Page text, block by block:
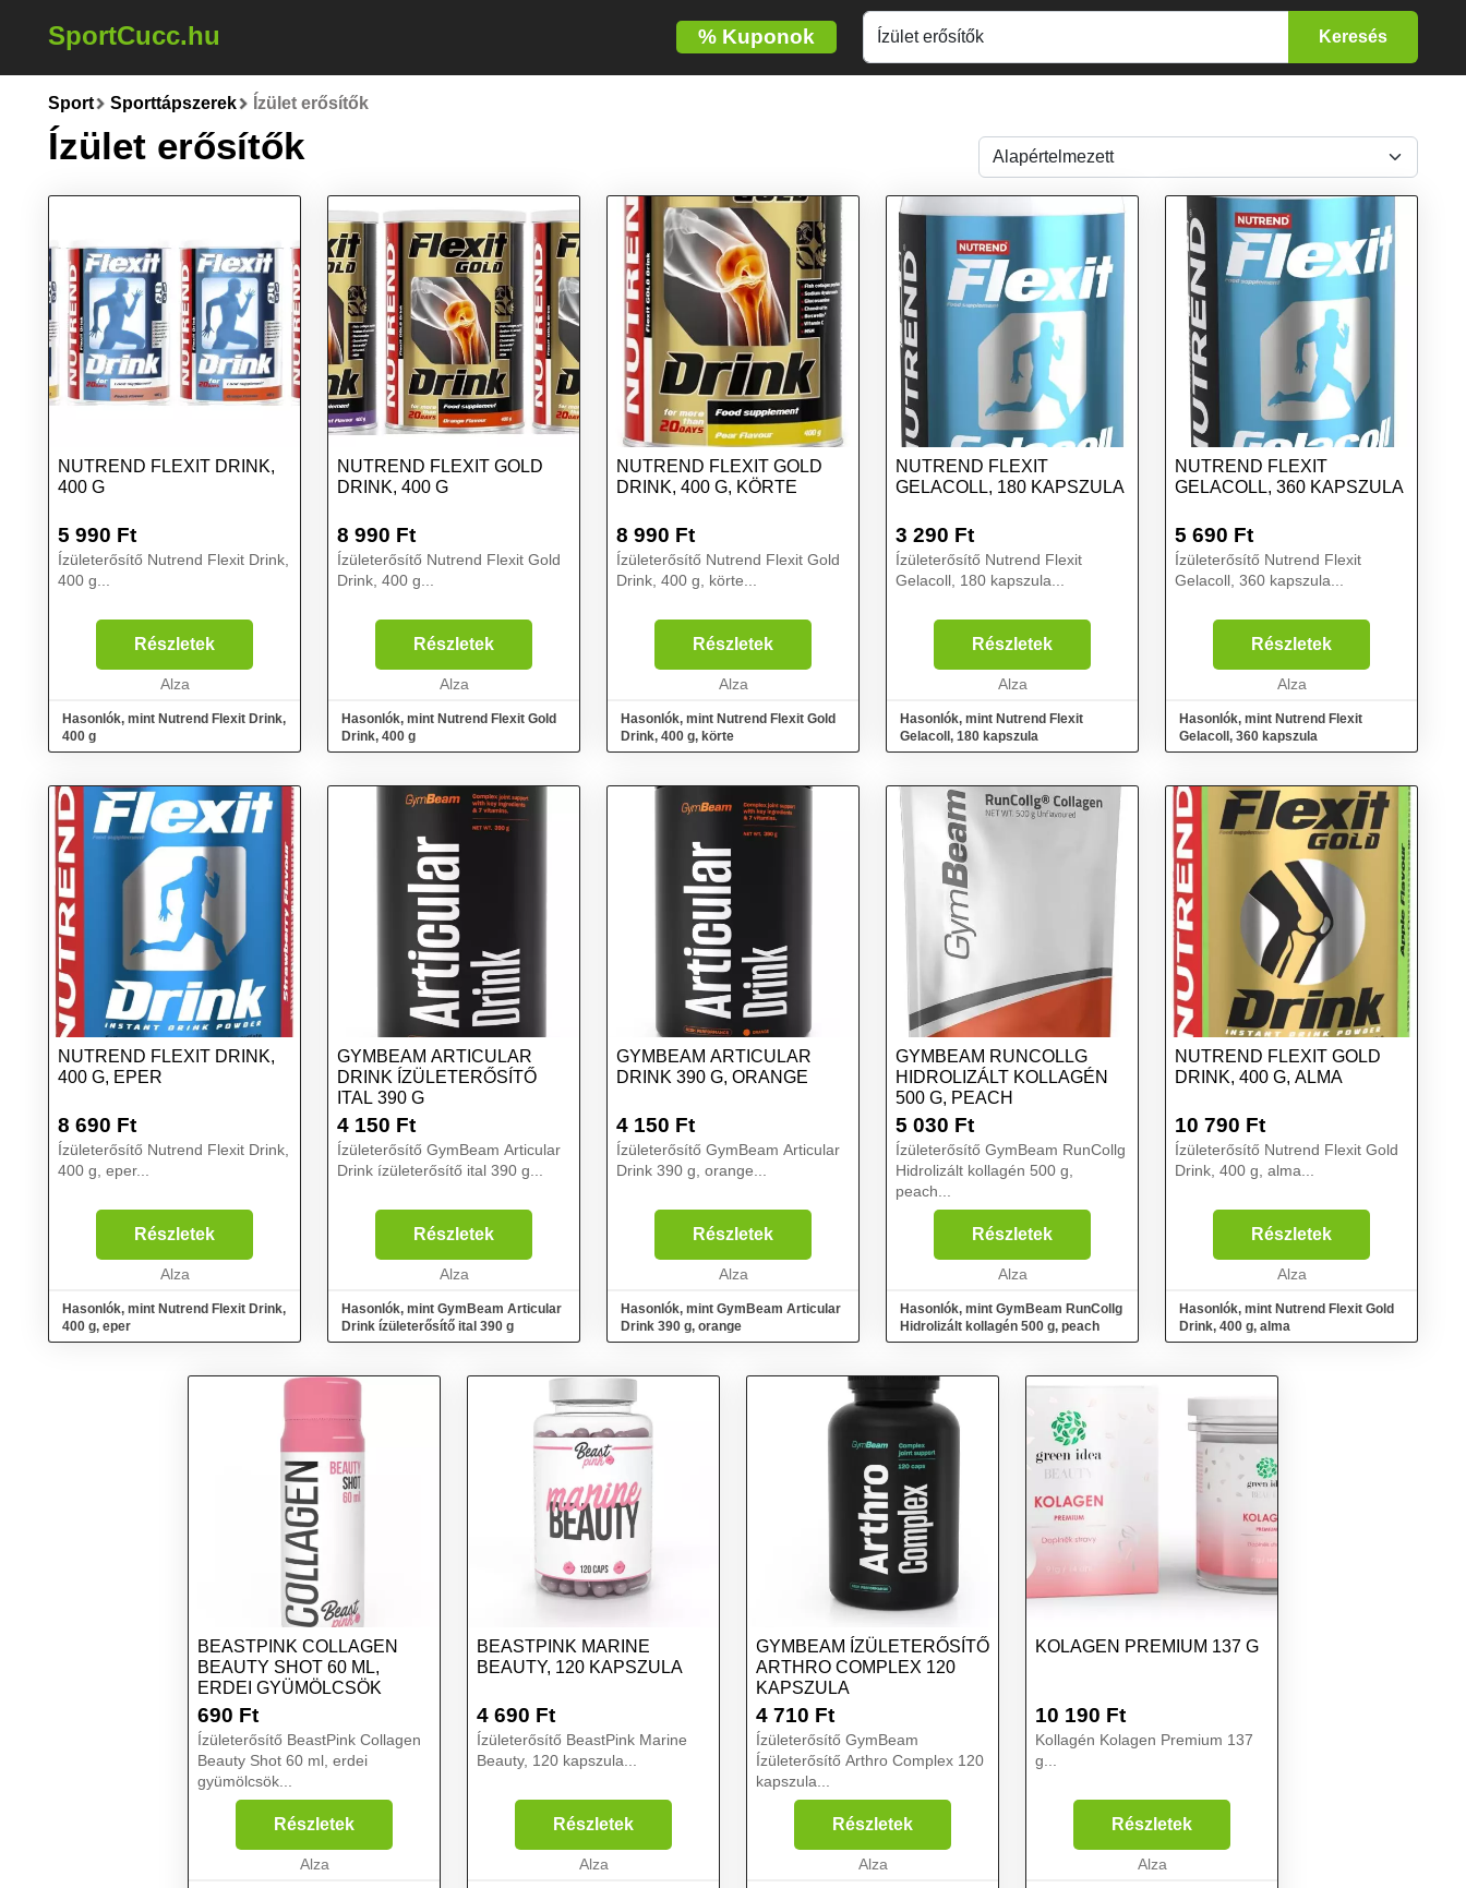
SportCucc.hu %Kuponok
Sport Sporttápszerek Ízület erősítők
Ízület erősítők
NUTREND FLEXIT DRINK,
400 G
5 990 Ft
Ízületerősítő Nutrend Flexit Drink,
400 g...
Részletek
Alza
Hasonlók, mint Nutrend Flexit Drink,
400 g
NUTREND FLEXIT GOLD
DRINK, 400 G
8 990 Ft
Ízületerősítő Nutrend Flexit Gold
Drink, 400 g...
Részletek
Alza
Hasonlók, mint Nutrend Flexit Gold
Drink, 400 g
NUTREND FLEXIT GOLD
DRINK, 400 G, KÖRTE
8 990 Ft
Ízületerősítő Nutrend Flexit Gold
Drink, 400 g, körte...
Részletek
Alza
Hasonlók, mint Nutrend Flexit Gold
Drink, 400 g, körte
NUTREND FLEXIT
GELACOLL, 180 KAPSZULA
3 290 Ft
Ízületerősítő Nutrend Flexit
Gelacoll, 180 kapszula...
Részletek
Alza
Hasonlók, mint Nutrend Flexit
Gelacoll, 180 kapszula
NUTREND FLEXIT
GELACOLL, 360 KAPSZULA
5 690 Ft
Ízületerősítő Nutrend Flexit
Gelacoll, 360 kapszula...
Részletek
Alza
Hasonlók, mint Nutrend Flexit
Gelacoll, 360 kapszula
NUTREND FLEXIT DRINK,
400 G, EPER
8 690 Ft
Ízületerősítő Nutrend Flexit Drink,
400 g, eper...
Részletek
Alza
Hasonlók, mint Nutrend Flexit Drink,
400 g, eper
GYMBEAM ARTICULAR
DRINK ÍZÜLETERŐSÍTŐ
ITAL 390 G
4 150 Ft
Ízületerősítő GymBeam Articular
Drink ízületerősítő ital 390 g...
Részletek
Alza
Hasonlók, mint GymBeam Articular
Drink ízületerősítő ital 390 g
GYMBEAM ARTICULAR
DRINK 390 G, ORANGE
4 150 Ft
Ízületerősítő GymBeam Articular
Drink 390 g, orange...
Részletek
Alza
Hasonlók, mint GymBeam Articular
Drink 390 g, orange
GYMBEAM RUNCOLLG
HIDROLIZÁLT KOLLAGÉN
500 G, PEACH
5 030 Ft
Ízületerősítő GymBeam RunCollg
Hidrolizált kollagén 500 g,
peach...
Részletek
Alza
Hasonlók, mint GymBeam RunCollg
Hidrolizált kollagén 500 g, peach
NUTREND FLEXIT GOLD
DRINK, 400 G, ALMA
10 790 Ft
Ízületerősítő Nutrend Flexit Gold
Drink, 400 g, alma...
Részletek
Alza
Hasonlók, mint Nutrend Flexit Gold
Drink, 400 g, alma
BEASTPINK COLLAGEN
BEAUTY SHOT 60 ML,
ERDEI GYÜMÖLCSÖK
690 Ft
Ízületerősítő BeastPink Collagen
Beauty Shot 60 ml, erdei
gyümölcsök...
Részletek
Alza
BEASTPINK MARINE
BEAUTY, 120 KAPSZULA
4 690 Ft
Ízületerősítő BeastPink Marine
Beauty, 120 kapszula...
Részletek
Alza
GYMBEAM ÍZÜLETERŐSÍTŐ
ARTHRO COMPLEX 120
KAPSZULA
4 710 Ft
Ízületerősítő GymBeam
Ízületerősítő Arthro Complex 120
kapszula...
Részletek
Alza
KOLAGEN PREMIUM 137 G
10 190 Ft
Kollagén Kolagen Premium 137
g...
Részletek
Alza